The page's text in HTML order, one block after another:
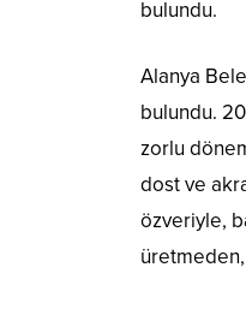
bulundu.
Alanya
bulundu.
zorlu
dost ve
özveriyle,